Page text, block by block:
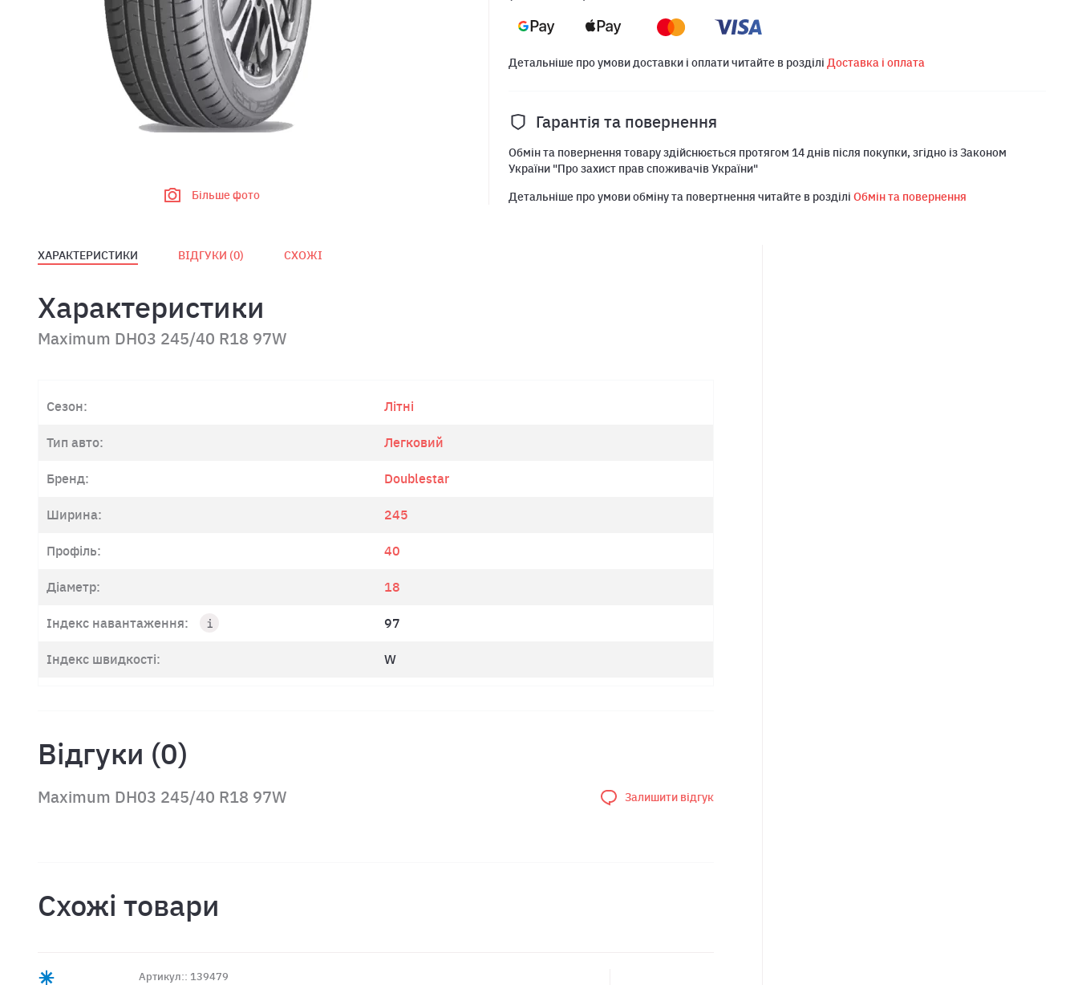
Більше фото
Детальніше про умови доставки і оплати читайте в розділі Доставка і оплата
Гарантія та повернення
Обмін та повернення товару здійснюється протягом 14 днів після покупки, згідно із Законом
України "Про захист прав споживачів України"
Детальніше про умови обміну та повертнення читайте в розділі Обмін та повернення
ХАРАКТЕРИСТИКИ ВІДГУКИ (0) СХОЖІ
Характеристики
Maximum DH03 245/40 R18 97W
Сезон: Літні
Тип авто: Легковий
Бренд: Doublestar
Ширина: 245
Профіль: 40
Діаметр: 18
Індекс навантаження: 97
Індекс швидкості: W
Відгуки (0)
Maximum DH03 245/40 R18 97W Залишити відгук
Схожі товари
Артикул:: 139479